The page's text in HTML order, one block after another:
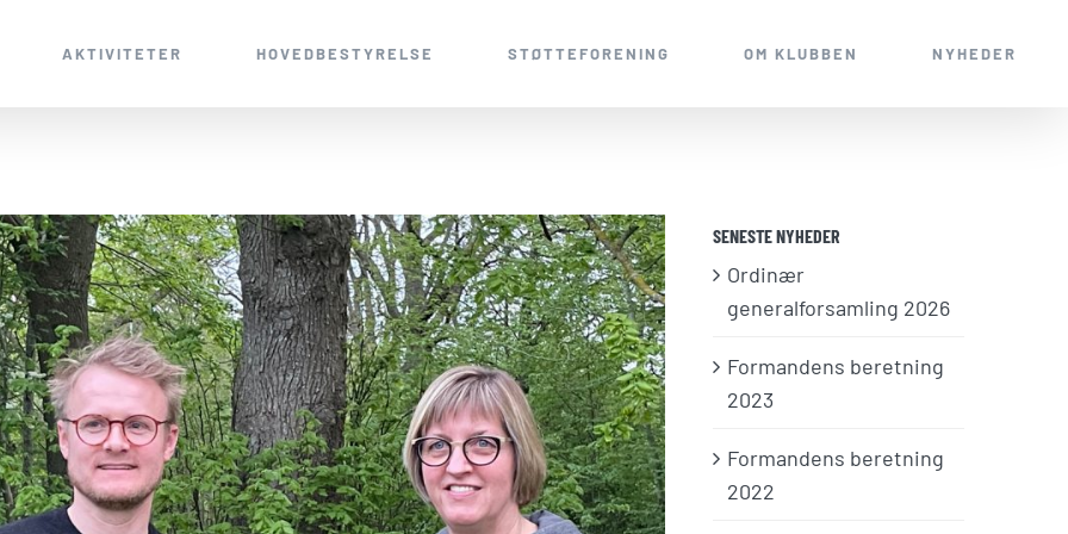
AKTIVITETER HOVEDBESTYRELSE STØTTEFORENING OM KLUBBEN NYHEDER
SENESTE NYHEDER
Ordinær
generalforsamling 2026
Formandens beretning
2023
Formandens beretning
2022